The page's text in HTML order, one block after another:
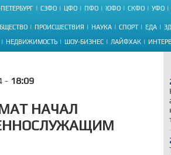
СЗФО ЦФО ПФО ЮФО СКФО УФО
ПРОИСШЕСТВИЯ НАУКА СПОРТ ЕДА
НЕДВИЖИМОСТЬ ШОУ-БИЗНЕС ЛАЙФХАК
- 18:09
НАЧАЛ